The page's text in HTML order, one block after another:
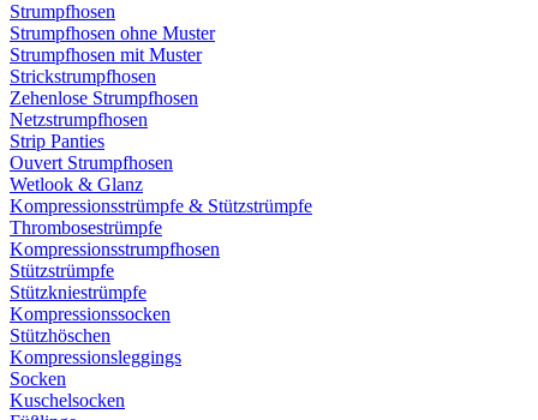
Strumpfhosen
Strumpfhosen ohne Muster
Strumpfhosen mit Muster
Strickstrumpfhosen
Zehenlose Strumpfhosen
Netzstrumpfhosen
Strip Panties
Ouvert Strumpfhosen
Wetlook & Glanz
Kompressionsstrümpfe & Stützstrümpfe
Thrombosestrümpfe
Kompressionsstrumpfhosen
Stützstrümpfe
Stützkniestrümpfe
Kompressionssocken
Stützhöschen
Kompressionsleggings
Socken
Kuschelsocken